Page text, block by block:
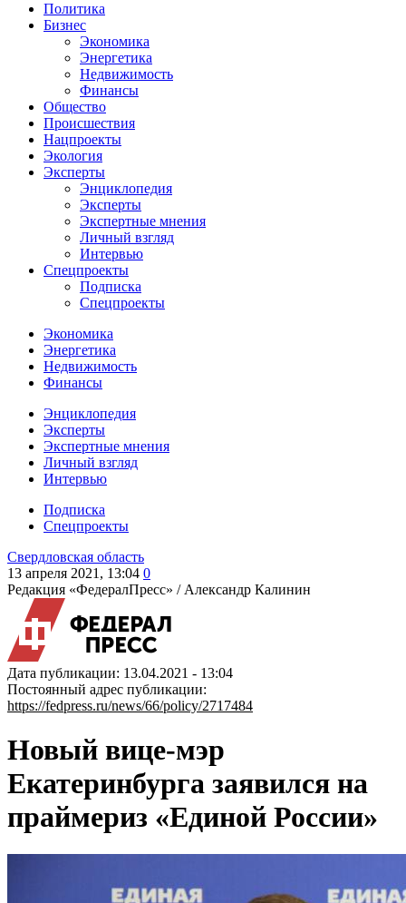
Политика
Бизнес
Экономика
Энергетика
Недвижимость
Финансы
Общество
Происшествия
Нацпроекты
Экология
Эксперты
Энциклопедия
Эксперты
Экспертные мнения
Личный взгляд
Интервью
Спецпроекты
Подписка
Спецпроекты
Экономика
Энергетика
Недвижимость
Финансы
Энциклопедия
Эксперты
Экспертные мнения
Личный взгляд
Интервью
Подписка
Спецпроекты
Свердловская область
13 апреля 2021, 13:04 0
Редакция «ФедералПресс» / Александр Калинин
Дата публикации: 13.04.2021 - 13:04
Постоянный адрес публикации:
https://fedpress.ru/news/66/policy/2717484
Новый вице-мэр
Екатеринбурга заявился на
праймериз «Единой России»